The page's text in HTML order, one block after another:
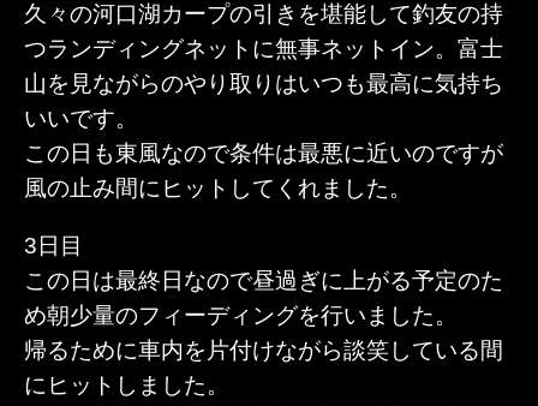
久々の河口湖カープの引きを堪能して釣友の持
つランディングネットに無事ネットイン。富士
山を見ながらのやり取りはいつも最高に気持ち
いいです。
この日も東風なので条件は最悪に近いのですが
風の止み間にヒットしてくれました。
3日目
この日は最終日なので昼過ぎに上がる予定のた
め朝少量のフィーディングを行いました。
帰るために車内を片付けながら談笑している間
にヒットしました。